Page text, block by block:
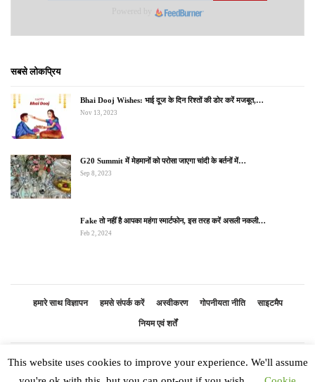
सबसे लोकप्रिय
Bhai Dooj Wishes: भाई दूज के दिन रिश्तों की डोर करें मजबूत,…
Nov 13, 2023
G20 Summit में मेहमानों को परोसा जाएगा चांदी के बर्तनों में…
Sep 8, 2023
Fake तो नहीं है आपका महंगा स्मार्टफोन, इस तरह करें असली नकली…
Feb 2, 2024
हमारे साथ विज्ञापन हमसे संपर्क करें अस्वीकरण गोपनीयता नीति साइटमैप
नियम एवं शर्तें
© 2026 - भारतीय समाचार. सर्वाधिकार सुरक्षित
This website uses cookies to improve your experience. We'll assume